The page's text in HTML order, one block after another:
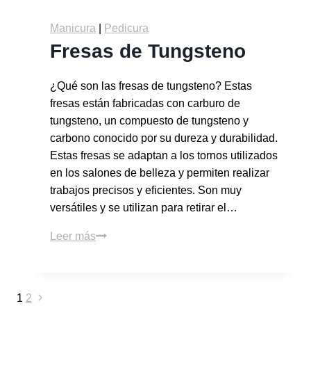
Manicura Pedicura
Fresas de Tungsteno
¿Qué son las fresas de tungsteno? Estas
fresas están fabricadas con carburo de
tungsteno, un compuesto de tungsteno y
carbono conocido por su dureza y durabilidad.
Estas fresas se adaptan a los tornos utilizados
en los salones de belleza y permiten realizar
trabajos precisos y eficientes. Son muy
versátiles y se utilizan para retirar el…
Leer más
1 2